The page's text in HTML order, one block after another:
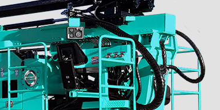
E80/23
Max Power P1100/28